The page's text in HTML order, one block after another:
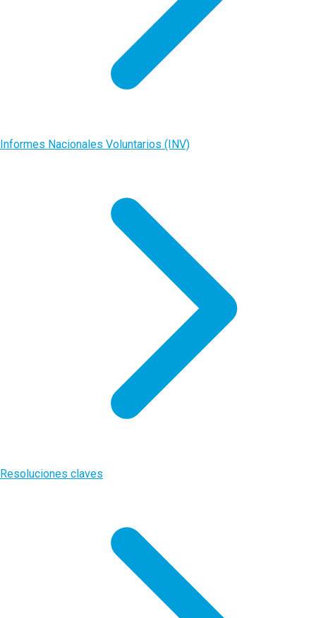
Informes Nacionales Voluntarios (INV)
Resoluciones claves